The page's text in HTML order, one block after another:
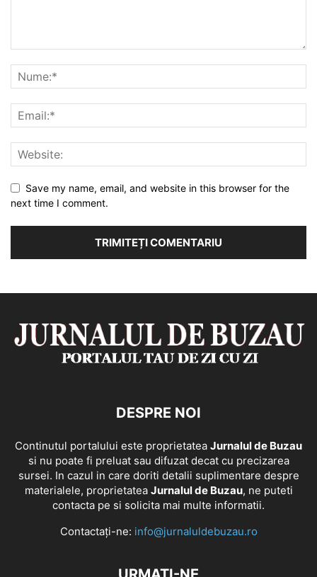
Save my name, email, and website in this browser for the
next time I comment.
DESPRE NOI
Continutul portalului este proprietatea Jurnalul de Buzau
si nu poate fi preluat sau difuzat decat cu precizarea
sursei. In cazul in care doriti detalii suplimentare despre
materialele, proprietatea Jurnalul de Buzau, ne puteti
contacta pe si solicita mai multe informatii.
Contactați-ne: info@jurnaluldebuzau.ro